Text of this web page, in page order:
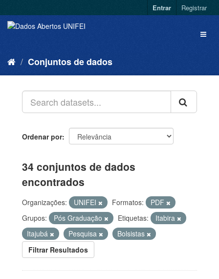
Entrar Registrar
Conjuntos de dados
Ordenar por
34 conjuntos de dados
encontrados
Organizações: UNIFEI Formatos:
PDF
Grupos:
Pós Graduação Etiquetas:
Itabira
Itajubá
Pesquisa
Bolsistas
Filtrar Resultados